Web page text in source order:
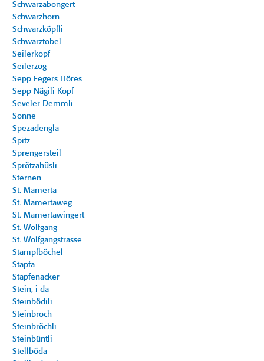
Schwarzabongert
Schwarzhorn
Schwarzköpfli
Schwarztobel
Seilerkopf
Seilerzog
Sepp Fegers Höres
Sepp Nägili Kopf
Seveler Demmli
Sonne
Spezadengla
Spitz
Sprengersteil
Sprötzahüsli
Sternen
St. Mamerta
St. Mamertaweg
St. Mamertawingert
St. Wolfgang
St. Wolfgangstrasse
Stampfböchel
Stapfa
Stapfenacker
Stein, i da -
Steinbödili
Steinbroch
Steinbröchli
Steinbüntli
Stellböda